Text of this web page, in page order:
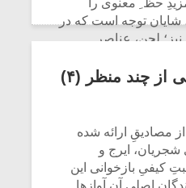
مزیدِ حظّ ِ معنوی را
شایان توجه است که در
لحن، عناصرِ
دیگر به‌آن خواهیم
از چند منظر (۴)
مصادیقِ ارائه شده
ایرج و
کیفیِ بازخوانی این
اصلی آن آوازها